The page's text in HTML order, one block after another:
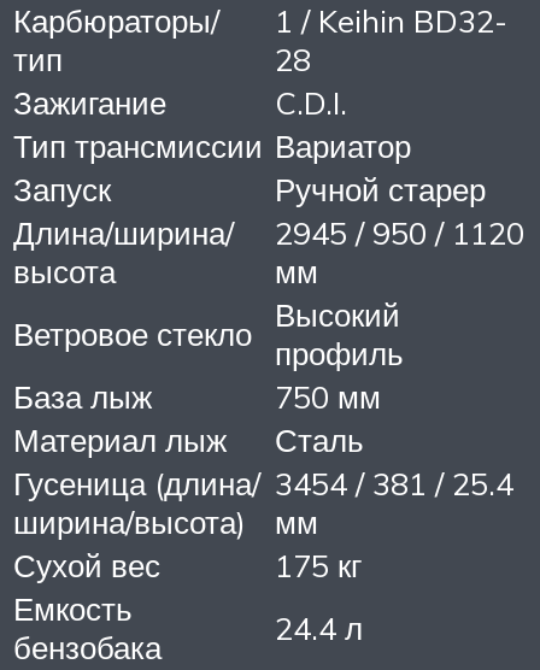
Карбюраторы/
тип
1 / Keihin BD32-
28
Зажигание
C.D.I.
Тип трансмиссии Вариатор
Запуск
Ручной старер
Длина/ширина/
высота
2945 / 950 / 1120
мм
Ветровое стекло
Высокий
профиль
База лыж
750 мм
Материал лыж
Сталь
Гусеница (длина/
ширина/высота)
3454 / 381 / 25.4
мм
Сухой вес
175 кг
Емкость
бензобака
24.4 л